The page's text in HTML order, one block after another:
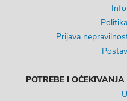
Prijava
POTREBE I